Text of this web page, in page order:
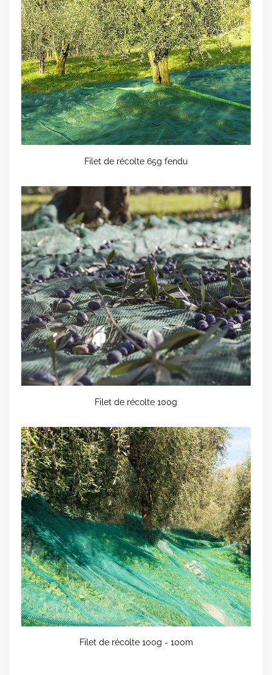
Filet de récolte 65g fendu
Filet de récolte 100g
Filet de récolte 100g - 100m